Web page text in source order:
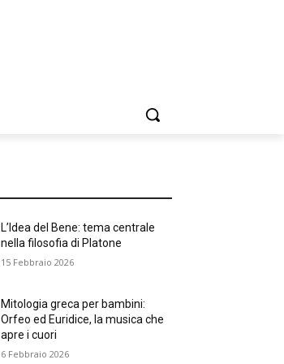
L’Idea del Bene: tema centrale
nella filosofia di Platone
15 Febbraio 2026
Mitologia greca per bambini:
Orfeo ed Euridice, la musica che
apre i cuori
6 Febbraio 2026